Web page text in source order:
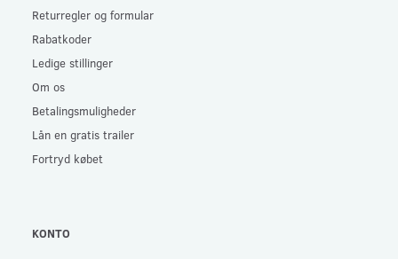
Returregler og formular
Rabatkoder
Ledige stillinger
Om os
Betalingsmuligheder
Lån en gratis trailer
Fortryd købet
KONTO